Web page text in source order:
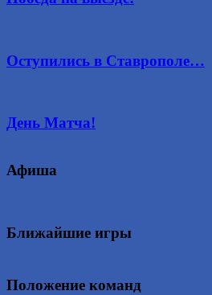
Оступились в Ставрополе…
День Матча!
Афиша
Ближайшие игры
Положение команд